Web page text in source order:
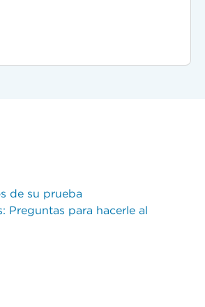
de su prueba
Preguntas para hacerle al